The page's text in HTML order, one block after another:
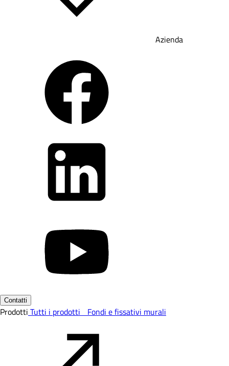
Azienda
Contatti
Prodotti Tutti i prodotti Fondi e fissativi murali